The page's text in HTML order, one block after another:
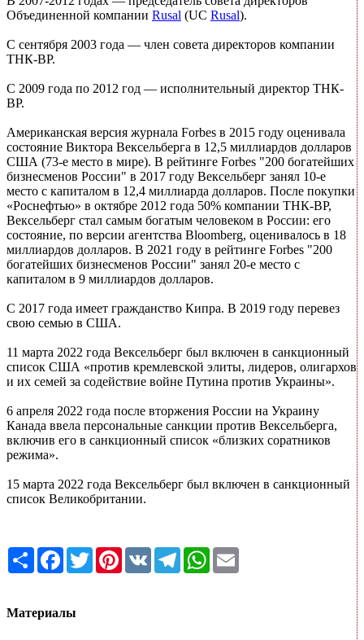
Объединенной компании Rusal (UC Rusal).
С сентября 2003 года — член совета директоров компании
ТНК-ВР.
С 2009 года по 2012 год — исполнительный директор ТНК-
ВР.
Американская версия журнала Forbes в 2015 году оценивала
состояние Виктора Вексельберга в 12,5 миллиардов долларов
США (73-е место в мире). В рейтинге Forbes "200 богатейших
бизнесменов России" в 2017 году Вексельберг занял 10-е
место с капиталом в 12,4 миллиарда долларов. После покупки
«Роснефтью» в октябре 2012 года 50% компании ТНК-BP,
Вексельберг стал самым богатым человеком в России: его
состояние, по версии агентства Bloomberg, оценивалось в 18
миллиардов долларов. В 2021 году в рейтинге Forbes "200
богатейших бизнесменов России" занял 20-е место с
капиталом в 9 миллиардов долларов.
С 2017 года имеет гражданство Кипра. В 2019 году перевез
свою семью в США.
11 марта 2022 года Вексельберг был включен в санкционный
список США «против кремлевской элиты, лидеров, олигархов
и их семей за содействие войне Путина против Украины».
6 апреля 2022 года после вторжения России на Украину
Канада ввела персональные санкции против Вексельберга,
включив его в санкционный список «близких соратников
режима».
15 марта 2022 года Вексельберг был включен в санкционный
список Великобритании.
Share Facebook
TwitterPinterest
VK TelegramWhatsApp
Материалы